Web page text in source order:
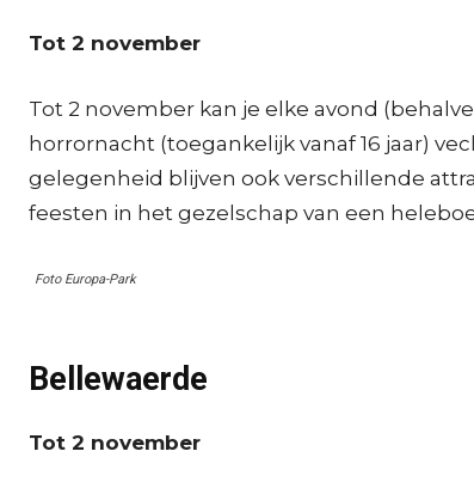
Tot 2 november
Tot 2 november kan je elke avond
horrornacht (toegankelijk vanaf 16 jaar)
gelegenheid blijven ook verschillende
feesten in het gezelschap van een
Foto Europa-Park
Bellewaerde
Tot 2 november